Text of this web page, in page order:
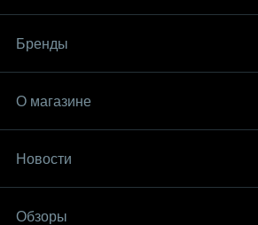
Бренды
О магазине
Новости
Обзоры